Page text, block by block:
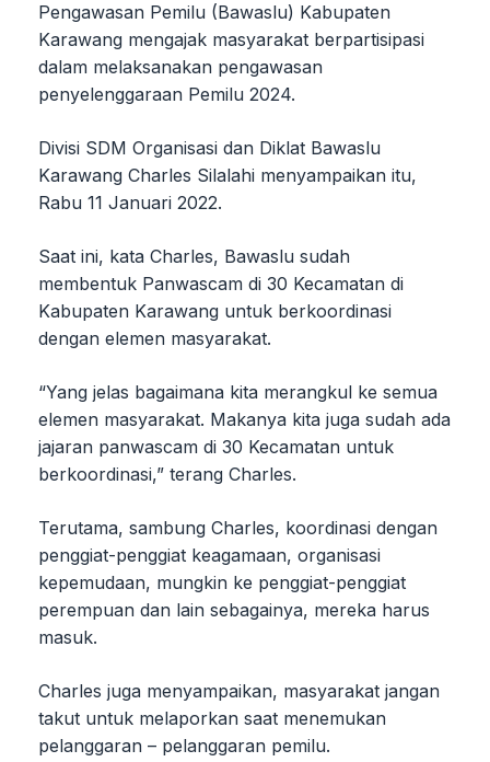
Pengawasan Pemilu (Bawaslu) Kabupaten
Karawang mengajak masyarakat berpartisipasi
dalam melaksanakan pengawasan
penyelenggaraan Pemilu 2024.
Divisi SDM Organisasi dan Diklat Bawaslu
Karawang Charles Silalahi menyampaikan itu,
Rabu 11 Januari 2022.
Saat ini, kata Charles, Bawaslu sudah
membentuk Panwascam di 30 Kecamatan di
Kabupaten Karawang untuk berkoordinasi
dengan elemen masyarakat.
“Yang jelas bagaimana kita merangkul ke semua
elemen masyarakat. Makanya kita juga sudah ada
jajaran panwascam di 30 Kecamatan untuk
berkoordinasi,” terang Charles.
Terutama, sambung Charles, koordinasi dengan
penggiat-penggiat keagamaan, organisasi
kepemudaan, mungkin ke penggiat-penggiat
perempuan dan lain sebagainya, mereka harus
masuk.
Charles juga menyampaikan, masyarakat jangan
takut untuk melaporkan saat menemukan
pelanggaran – pelanggaran pemilu.